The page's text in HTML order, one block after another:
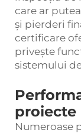
care ar
și pierderi
certificare
privește
sistemului
proiecte
Numeroase